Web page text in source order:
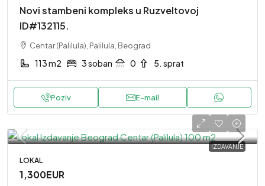
Novi stambeni kompleks u Ruzveltovoj
ID#132115.
Centar (Palilula), Palilula, Beograd
113 m2 3 soban 0 5. sprat
Poziv E-mail
IZDAVANJE
LOKAL
1,300EUR